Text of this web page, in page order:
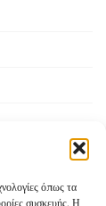
όπως τα
συσκευής. Η